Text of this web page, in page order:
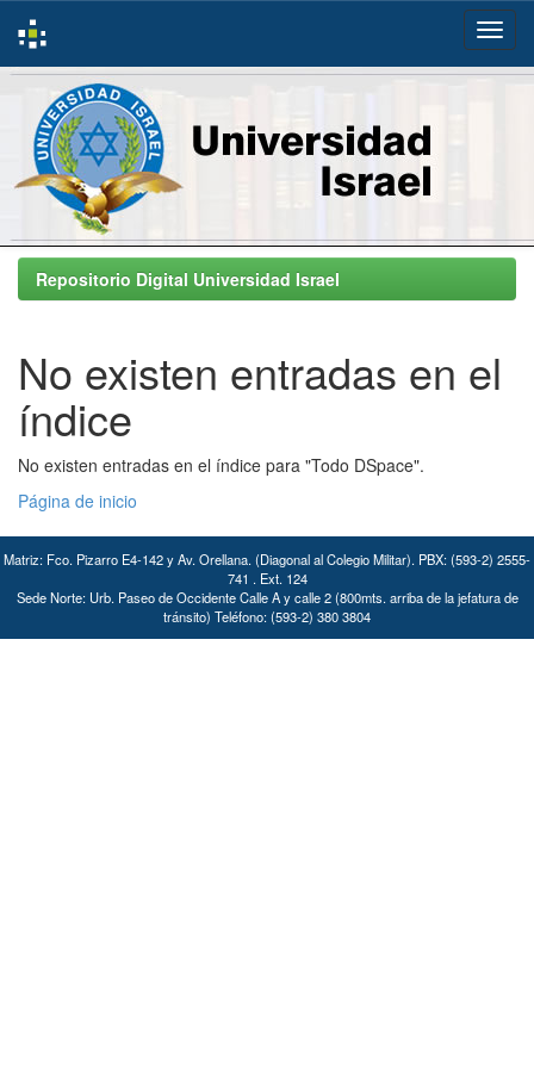
Skip
navigationRepositorio Digital Universidad Israel
No existen entradas en el
índice
No existen entradas en el índice para "Todo DSpace".
Página de inicio
Matriz: Fco. Pizarro E4-142 y Av. Orellana. (Diagonal al Colegio Militar). PBX: (593-2) 2555-
741 . Ext. 124
Sede Norte: Urb. Paseo de Occidente Calle A y calle 2 (800mts. arriba de la jefatura de
tránsito) Teléfono: (593-2) 380 3804